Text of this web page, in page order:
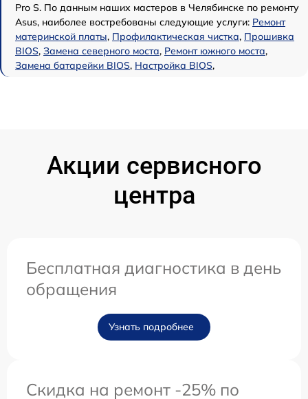
Pro S. По данным наших мастеров в Челябинске по ремонту
Asus, наиболее востребованы следующие услуги: Ремонт
материнской платы, Профилактическая чистка, Прошивка
BIOS, Замена северного моста, Ремонт южного моста,
Замена батарейки BIOS, Настройка BIOS,
Акции сервисного
центра
Бесплатная диагностика в день
обращения
Узнать подробнее
Скидка на ремонт -25% по